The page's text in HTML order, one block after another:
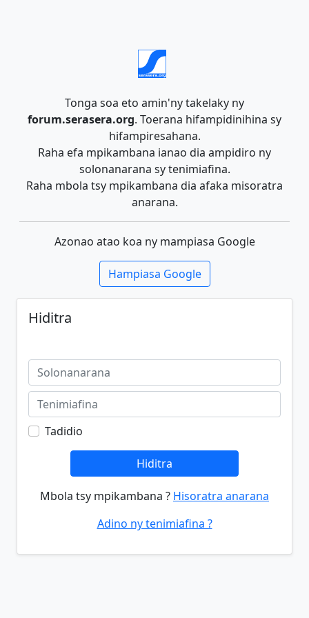
Tonga soa eto amin'ny takelaky ny
forum.serasera.org. Toerana hifampidinihina sy
hifampiresahana.
Raha efa mpikambana ianao dia ampidiro ny
solonanarana sy tenimiafina.
Raha mbola tsy mpikambana dia afaka misoratra
anarana.
Azonao atao koa ny mampiasa Google
Hampiasa Google
Hiditra
Tadidio
Hiditra
Mbola tsy mpikambana ? Hisoratra anarana
Adino ny tenimiafina ?